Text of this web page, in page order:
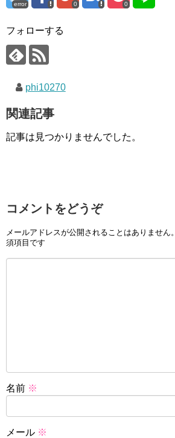
error 0 0
フォローする
phi10270
関連記事
記事は見つかりませんでした。
コメントをどうぞ
メールアドレスが公開されることはありません。
須項目です
名前 ※
メール ※